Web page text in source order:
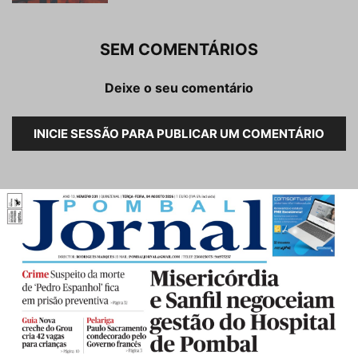
SEM COMENTÁRIOS
Deixe o seu comentário
INICIE SESSÃO PARA PUBLICAR UM COMENTÁRIO